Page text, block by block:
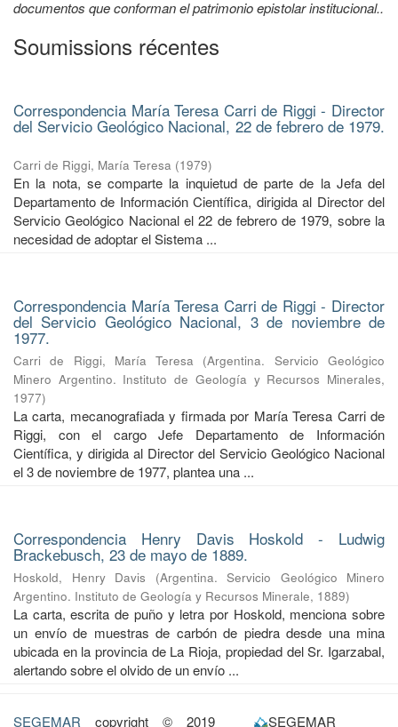
documentos que conforman el patrimonio epistolar institucional..
Soumissions récentes
Correspondencia María Teresa Carri de Riggi - Director
del Servicio Geológico Nacional, 22 de febrero de 1979.
Carri de Riggi, María Teresa (1979)
En la nota, se comparte la inquietud de parte de la Jefa del
Departamento de Información Científica, dirigida al Director del
Servicio Geológico Nacional el 22 de febrero de 1979, sobre la
necesidad de adoptar el Sistema ...
Correspondencia María Teresa Carri de Riggi - Director
del Servicio Geológico Nacional, 3 de noviembre de
1977.
Carri de Riggi, María Teresa (Argentina. Servicio Geológico
Minero Argentino. Instituto de Geología y Recursos Minerales,
1977)
La carta, mecanografiada y firmada por María Teresa Carri de
Riggi, con el cargo Jefe Departamento de Información
Científica, y dirigida al Director del Servicio Geológico Nacional
el 3 de noviembre de 1977, plantea una ...
Correspondencia Henry Davis Hoskold - Ludwig
Brackebusch, 23 de mayo de 1889.
Hoskold, Henry Davis (Argentina. Servicio Geológico Minero
Argentino. Instituto de Geología y Recursos Minerale, 1889)
La carta, escrita de puño y letra por Hoskold, menciona sobre
un envío de muestras de carbón de piedra desde una mina
ubicada en la provincia de La Rioja, propiedad del Sr. Igarzabal,
alertando sobre el olvido de un envío ...
SEGEMAR copyright © 2019 SEGEMAR